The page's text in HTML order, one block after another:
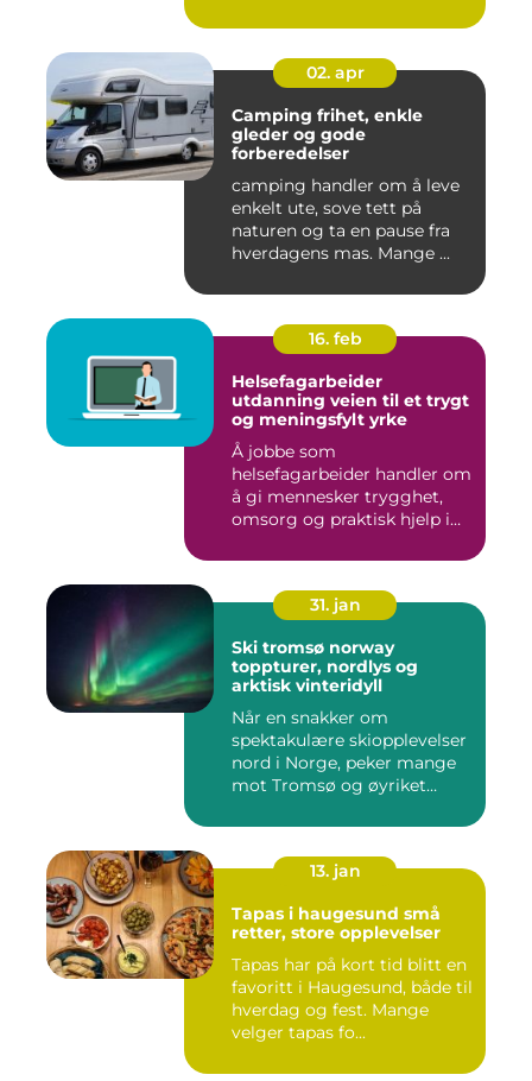
02. apr
Camping frihet, enkle
gleder og gode
forberedelser
camping handler om å leve
enkelt ute, sove tett på
naturen og ta en pause fra
hverdagens mas. Mange ...
16. feb
Helsefagarbeider
utdanning veien til et trygt
og meningsfylt yrke
Å jobbe som
helsefagarbeider handler om
å gi mennesker trygghet,
omsorg og praktisk hjelp i
31. jan
Ski tromsø norway
toppturer, nordlys og
arktisk vinteridyll
Når en snakker om
spektakulære skiopplevelser
nord i Norge, peker mange
mot Tromsø og øyriket
13. jan
Tapas i haugesund små
retter, store opplevelser
Tapas har på kort tid blitt en
favoritt i Haugesund, både til
hverdag og fest. Mange
velger tapas fo...